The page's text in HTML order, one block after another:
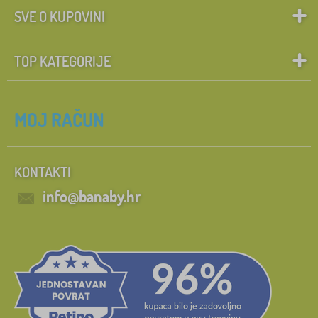
SVE O KUPOVINI
TOP KATEGORIJE
MOJ RAČUN
KONTAKTI
info@banaby.hr